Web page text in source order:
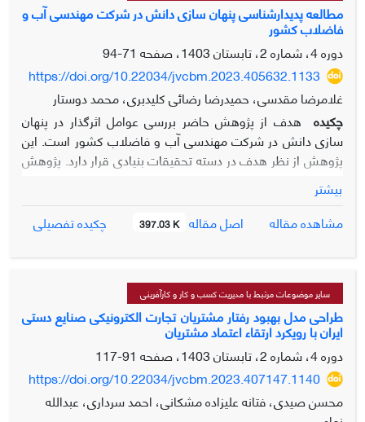
مطالعه پدیدارشناسی پنهان سازی دانش در شرکت مهندسی آب و
فاضلاب کشور
دوره 4، شماره 2، تابستان 1403، صفحه
71-94
https://doi.org/10.22034/jvcbm.2023.405632.1133
غلامرضا مقدسی، حمیدرضا رضائی کلیدبری، محمد دوستار
چکیده هدف از پژوهش حاضر بررسی عوامل اثرگذار در پنهان
سازی دانش در شرکت مهندسی آب و فاضلاب کشور است. این
پژوهش از نظر هدف در دسته تحقیقات بنیادی قرار دارد. پژوهش
حاضر با روش روش کیفی و بر پایه رویکرد پدیدارشناسی انجام
شده شده است. روش نمونه گیری در تحقیق حاضر از نوع نمونه
گیری هدفمند و با انجام 18 مصاحبه اشباع نظری حاصل گردید.
جهت جمع آوری داده‎ها از مصاحبه‎های نیمه ساختار یافته استفاده
شده است. روش تحلیل داده های بر اساس کدگذاری و مقوله
بندی است. تجزیه و تحلیل داده‎ ها با استفاده از نرم افزار
MAXQDA 2020 انجام گرفت. یافته های تحقیق نشان داد که
تمامی معیارها مورد تایید قرار گرفته، و مشخص شد که ضریب
هماهنگی کندال در هر دور نسبت به دور قبلی بهبود داشته است.
با توجه به تحلیل یافته‎ها تمامی متغیرهای شناسایی شده از
اهمیت مناسبی برخوردار بوده و از این رو مدل پدیدارشناسی ارائه
گردید. در نتایج نهایی تحقیق مضامین اصلی با عناوین ، مدیریت
منابع انسانی، نظام فرآیندی، پنهان سازی دانش، پیامدها،
بیشتر
مشاهده مقاله
اصل مقاله 397.03 K چکیده تفصیلی
سایر موضوعات مرتبط با مدیریت کسب و کار و کارآفرینی
طراحی مدل بهبود رفتار مشتریان تجارت الکترونیکی صنایع دستی
ایران با رویکرد ارتقاء اعتماد مشتریان
دوره 4، شماره 2، تابستان 1403، صفحه
91-117
https://doi.org/10.22034/jvcbm.2023.407147.1140
محسن صیدی، فتانه علیزاده مشکانی، احمد سرداری، عبدالله